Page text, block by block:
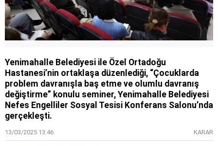
Yenimahalle Belediyesi ile Özel Ortadoğu
Hastanesi’nin ortaklaşa düzenlediği, “Çocuklarda
problem davranışla baş etme ve olumlu davranış
değiştirme” konulu seminer, Yenimahalle Belediyesi
Nefes Engelliler Sosyal Tesisi Konferans Salonu’nda
gerçekleşti.
13/03/2025 13:46 KARAR